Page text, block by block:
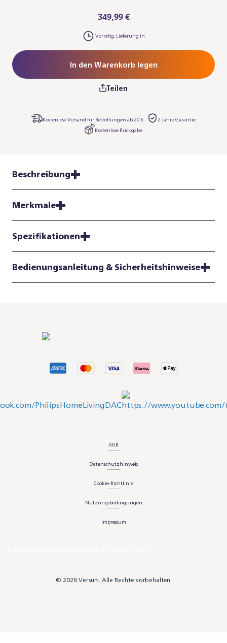
349,99 €
Vorrätig, Lieferung in
In den Warenkorb legen
Teilen
Kostenlose Versand für Bestellungen ab 20 €
2 Jahre Garantie
Kostenlose Rückgabe
Beschreibung
Merkmale
Spezifikationen
Bedienungsanleitung & Sicherheitshinweise
AGB
Datenschutzhinweis
Cookie-Richtlinie
Nutzungsbedingungen
Impressum
© 2026 Versuni. Alle Rechte vorbehalten.